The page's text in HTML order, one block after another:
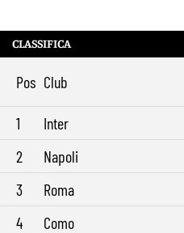
CLASSIFICA
Pos Club
1 Inter
2
Napoli
3
Roma
4
Como